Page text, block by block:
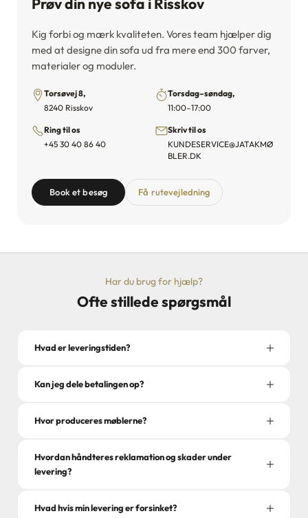
hjælp, jeg søgte, og jeg kommer helt sikkert
tilbage, hvis jeg får brug for andet; jeg er virkelig
glad for både servicen og produktet.
Shafiqa Mohamed
Verificeret køb
med stor
produkt,
Kig forbi og mærk kvaliteten. Vores team hjælper dig
med at designe din sofa ud fra mere end 300 farver,
materialer og moduler.
Torsøvej 8,
8240 Risskov
Torsdag–søndag,
11:00–17:00
Ring til os
+45 30 40 86 40
Skriv til os
KUNDESERVICE@JATAKMØ
BLER.DK
Book et besøg Få rutevejledning
Har du brug for hjælp?
Ofte stillede spørgsmål
Hvad er leveringstiden?
Kan jeg dele betalingen op?
Hvor produceres møblerne?
Hvordan håndteres reklamation og skader under
levering?
Hvad hvis min levering er forsinket?